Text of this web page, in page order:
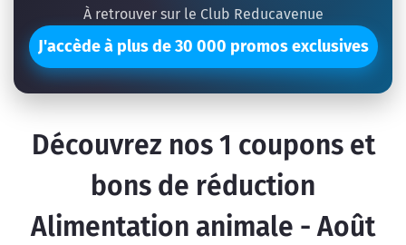
À retrouver sur le Club Reducavenue
J'accède à plus de 30 000 promos exclusives
Découvrez nos1 coupons et
bons de réduction
Alimentation animale - Août